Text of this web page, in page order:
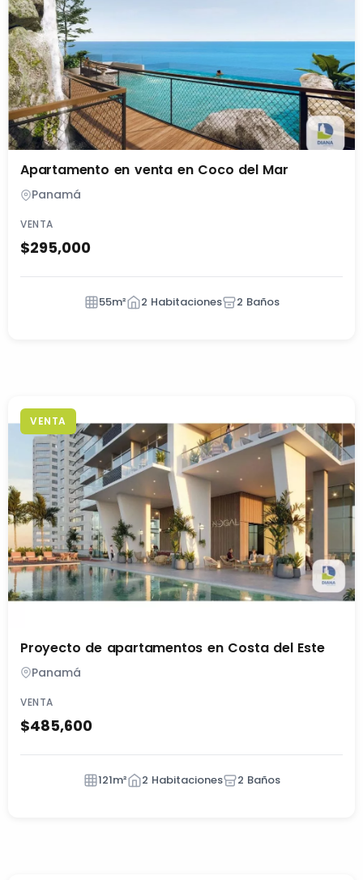
Apartamento en venta en Coco del Mar
Panamá
VENTA
$295,000
55m² 2 Habitaciones 2 Baños
VENTA
Proyecto de apartamentos en Costa del Este
Panamá
VENTA
$485,600
121m² 2 Habitaciones 2 Baños